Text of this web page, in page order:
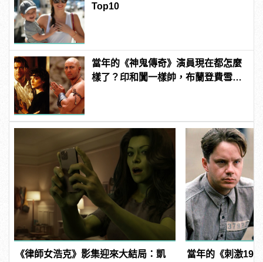
Top10
當年的《神鬼傳奇》演員現在都怎麼
樣了？印和闐一樣帥，布蘭登費雪大
《律師女浩克》影集迎來大結局：凱
當年的《刺激